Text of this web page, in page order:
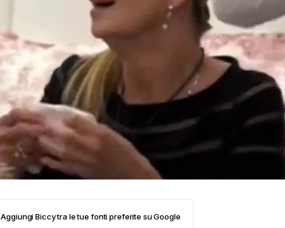
Aggiungi Biccy tra le tue fonti preferite su Google